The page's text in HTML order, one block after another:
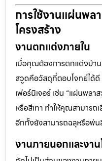
การใช้งานแผ่นพล
โครงสร้าง
งานตกแต่งภายใน
เมื่อคุณต้องการตกแต่งบ้า
สวูดคือวัสดุที่ตอบโจทย์ได้
เฟอร์นิเจอร์ เช่น “แผ่นพล
หรือสีเทา ทำให้คุณสามารถ
อีกทั้งยังสามารถฉลุหรือพ่
งานภายนอกและงา